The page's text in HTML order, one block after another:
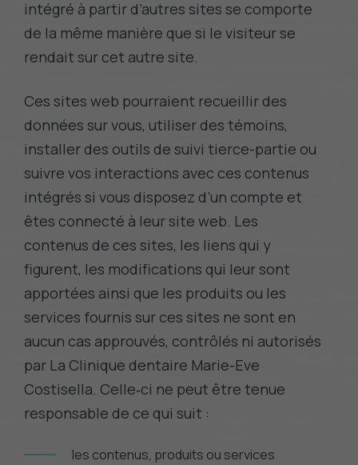
intégré à partir d’autres sites se comporte
de la même manière que si le visiteur se
rendait sur cet autre site.
Ces sites web pourraient recueillir des
données sur vous, utiliser des témoins,
installer des outils de suivi tierce-partie ou
suivre vos interactions avec ces contenus
intégrés si vous disposez d’un compte et
êtes connecté à leur site web. Les
contenus de ces sites, les liens qui y
figurent, les modifications qui leur sont
apportées ainsi que les produits ou les
services fournis sur ces sites ne sont en
aucun cas approuvés, contrôlés ni autorisés
par La Clinique dentaire Marie-Eve
Costisella. Celle‑ci ne peut être tenue
responsable de ce qui suit :
les contenus, produits ou services